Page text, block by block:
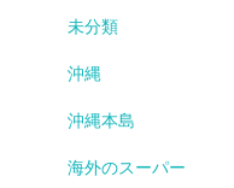
未分類
沖縄
沖縄本島
海外のスーパー